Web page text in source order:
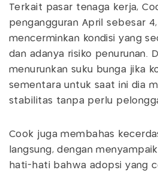
Terkait pasar tenaga kerja,
pengangguran April sebesar
mencerminkan kondisi yang
dan adanya risiko penurunan.
menurunkan suku bunga jika
sementara untuk saat ini dia
stabilitas tanpa perlu
Cook juga membahas
langsung, dengan
hati-hati bahwa adopsi yang